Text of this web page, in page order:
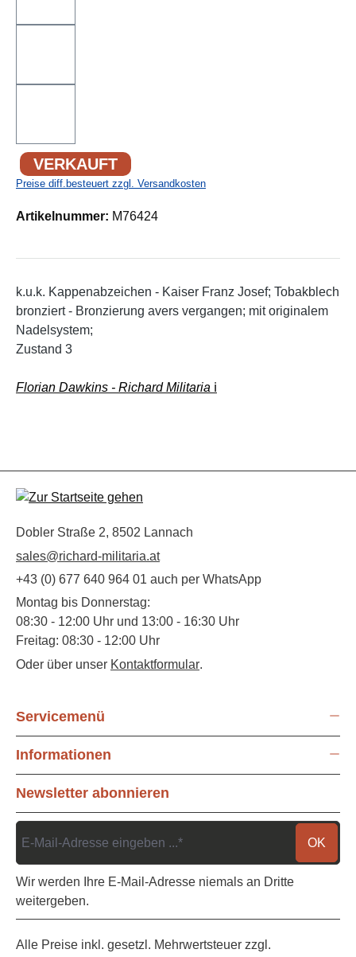
VERKAUFT
Preise diff.besteuert zzgl. Versandkosten
Artikelnummer: M76424
k.u.k. Kappenabzeichen - Kaiser Franz Josef; Tobakblech
bronziert - Bronzierung avers vergangen; mit originalem
Nadelsystem;
Zustand 3
Florian Dawkins - Richard Militaria ℹ️
Dobler Straße 2, 8502 Lannach
sales@richard-militaria.at
+43 (0) 677 640 964 01 auch per WhatsApp
Montag bis Donnerstag:
08:30 - 12:00 Uhr und 13:00 - 16:30 Uhr
Freitag: 08:30 - 12:00 Uhr
Oder über unser Kontaktformular.
Servicemenü
Informationen
Newsletter abonnieren
OK
Wir werden Ihre E-Mail-Adresse niemals an Dritte
weitergeben.
Alle Preise inkl. gesetzl. Mehrwertsteuer zzgl.